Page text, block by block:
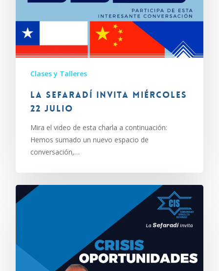
Clases y Talleres
La Sefaradí invita miércoles
22 julio
Mira el video de esta charla a continuación:
Hemos sumado un nuevo espacio de
conversación,…